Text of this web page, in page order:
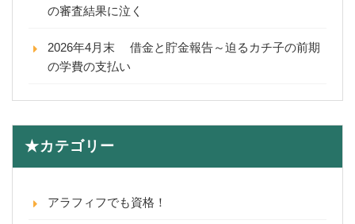
の審査結果に泣く
2026年4月末 借金と貯金報告～迫るカチ子の前期
の学費の支払い
★カテゴリー
アラフィフでも資格！